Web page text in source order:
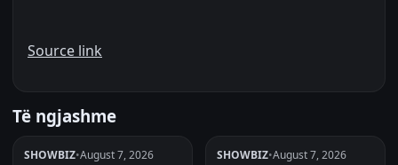
Source link
Të ngjashme
SHOWBIZ•August 7, 2026 SHOWBIZ•August 7, 2026